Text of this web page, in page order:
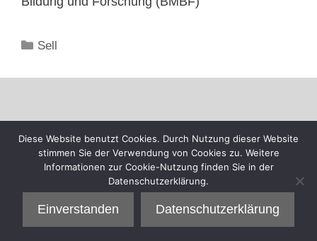
Kategorien
Sell
Diese Website benutzt Cookies. Durch Nutzung dieser Website
stimmen Sie der Verwendung von Cookies zu. Weitere
Informationen zur Cookie-Nutzung finden Sie in der
Datenschutzerklärung.
Einverstanden Datenschutzerklärung